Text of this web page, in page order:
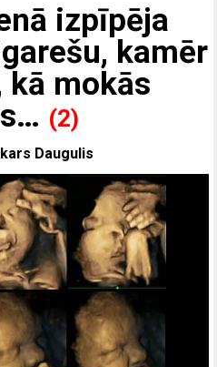
izpīpēja
kamēr
kā mokās
(2)
Daugulis